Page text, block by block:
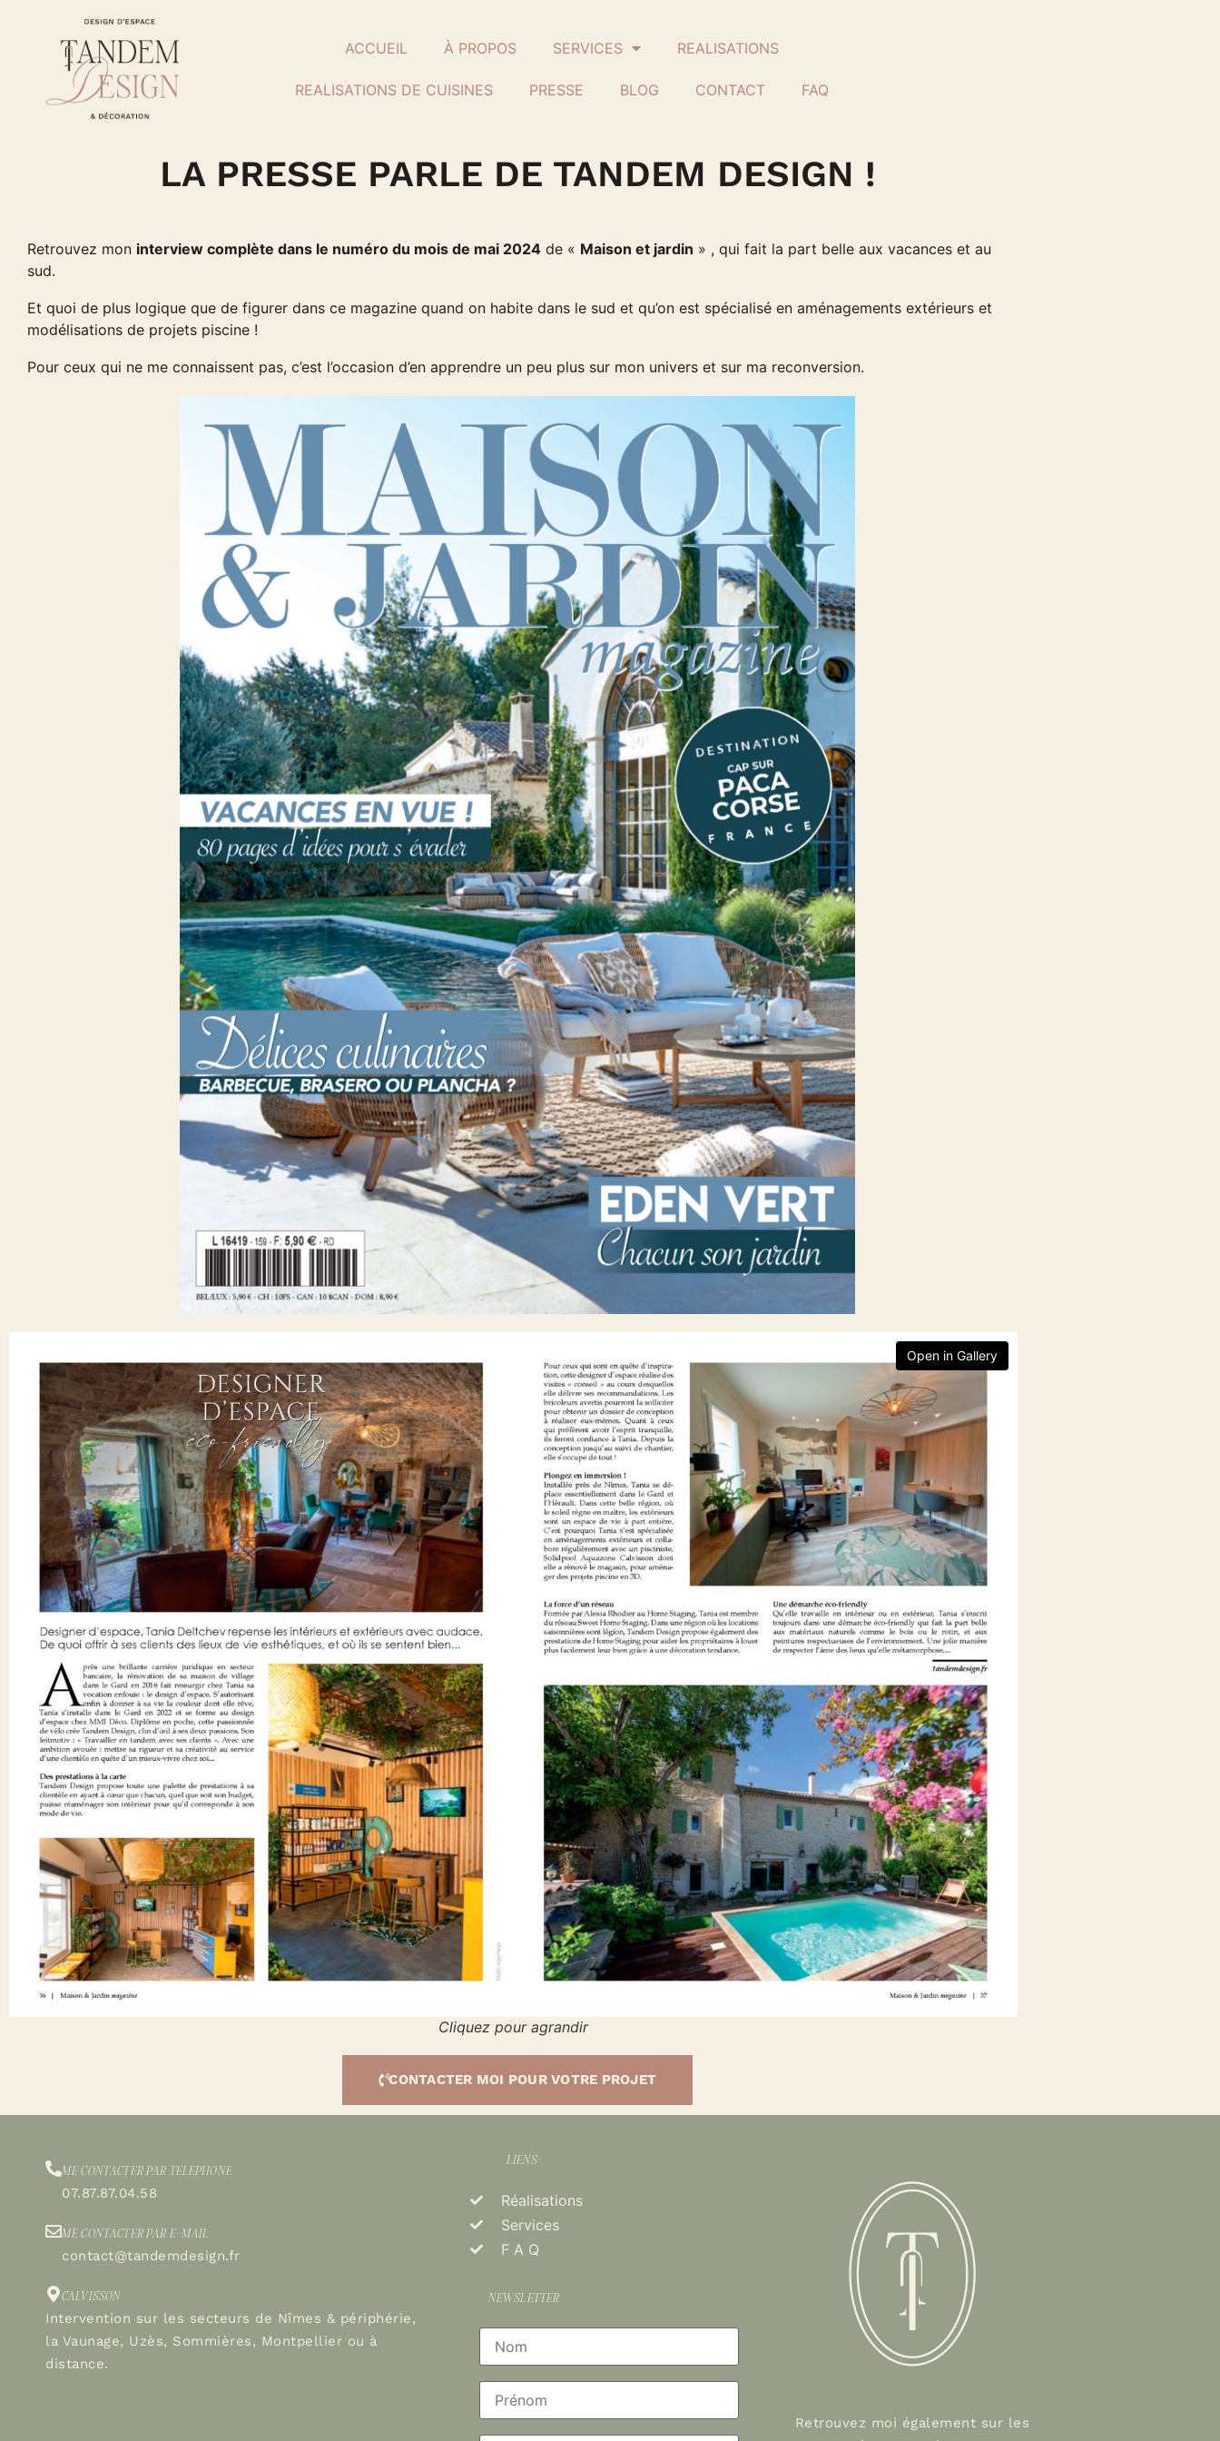
ACCUEIL À PROPOS SERVICES REALISATIONS
REALISATIONS DE CUISINES PRESSE BLOG CONTACT FAQ
LA PRESSE PARLE DE TANDEM DESIGN !
Retrouvez mon interview complète dans le numéro du mois de mai 2024 de « Maison et jardin » , qui fait la part belle aux vacances et au
sud.
Et quoi de plus logique que de figurer dans ce magazine quand on habite dans le sud et qu’on est spécialisé en aménagements extérieurs et
modélisations de projets piscine !
Pour ceux qui ne me connaissent pas, c’est l’occasion d’en apprendre un peu plus sur mon univers et sur ma reconversion.
Open in Gallery
Cliquez pour agrandir
CONTACTER MOI POUR VOTRE PROJET
ME CONTACTER PAR TELEPHONE
07.87.87.04.58
ME CONTACTER PAR E-MAIL
contact@tandemdesign.fr
CALVISSON
Intervention sur les secteurs de Nîmes & périphérie,
la Vaunage, Uzès, Sommières, Montpellier ou à
distance.
LIENS:
Réalisations
Services
F A Q
NEWSLETTER
Retrouvez moi également sur les